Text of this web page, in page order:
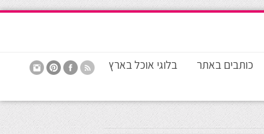
כותבים באתר בלוגי אוכל בארץ